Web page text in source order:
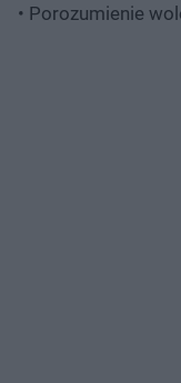
• Porozumienie